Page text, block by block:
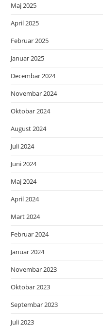
Maj 2025
April 2025
Februar 2025
Januar 2025
Decembar 2024
Novembar 2024
Oktobar 2024
August 2024
Juli 2024
Juni 2024
Maj 2024
April 2024
Mart 2024
Februar 2024
Januar 2024
Novembar 2023
Oktobar 2023
Septembar 2023
Juli 2023